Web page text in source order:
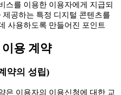
스를 이용한 이용자에게 지급되
제공하는 특정 디지털 콘텐츠를
사용하도록 만들어진 포인트
용 계약
약의 성립)
은 이용자의 이용신청에 대한 교